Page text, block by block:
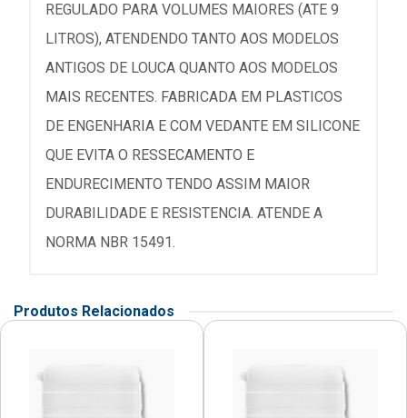
REGULADO PARA VOLUMES MAIORES (ATE 9
LITROS), ATENDENDO TANTO AOS MODELOS
ANTIGOS DE LOUCA QUANTO AOS MODELOS
MAIS RECENTES. FABRICADA EM PLASTICOS
DE ENGENHARIA E COM VEDANTE EM SILICONE
QUE EVITA O RESSECAMENTO E
ENDURECIMENTO TENDO ASSIM MAIOR
DURABILIDADE E RESISTENCIA. ATENDE A
NORMA NBR 15491.
Produtos Relacionados